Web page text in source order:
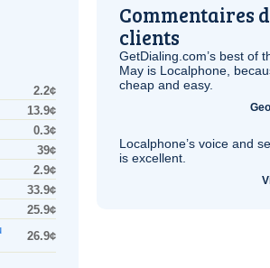
2.2¢
13.9¢
0.3¢
39¢
2.9¢
33.9¢
25.9¢
26.9¢
Commentaires
clients
GetDialing.com’s best of
May is Localphone,
cheap and easy.
Localphone’s voice and
is excellent.